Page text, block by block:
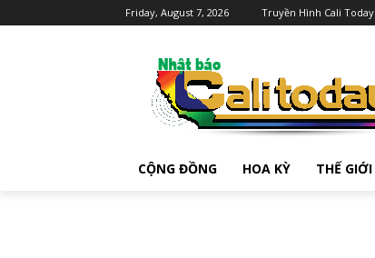
Friday, August 7, 2026 Truyền Hình Cali Today
CỘNG ĐỒNG HOA KỲ THẾ GIỚI